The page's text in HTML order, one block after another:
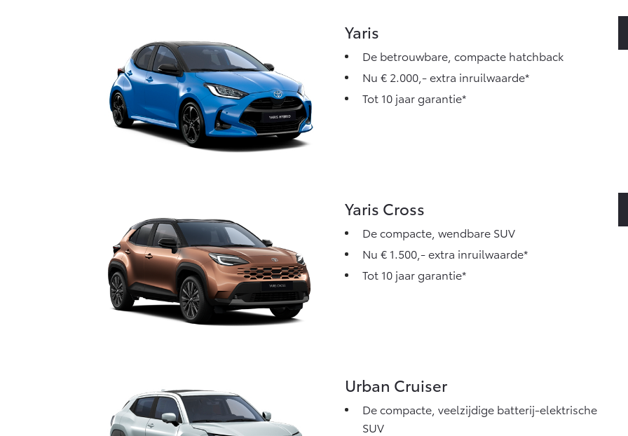
Yaris
De betrouwbare, compacte hatchback
Nu € 2.000,- extra inruilwaarde*
Tot 10 jaar garantie*
Yaris Cross
De compacte, wendbare SUV
Nu € 1.500,- extra inruilwaarde*
Tot 10 jaar garantie*
Urban Cruiser
De compacte, veelzijdige batterij-elektrische
SUV